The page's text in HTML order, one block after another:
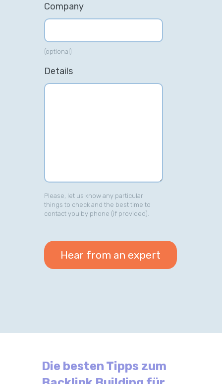
Company
(optional)
Details
Please, let us know any particular
things to check and the best time to
contact you by phone (if provided).
Die besten Tipps zum